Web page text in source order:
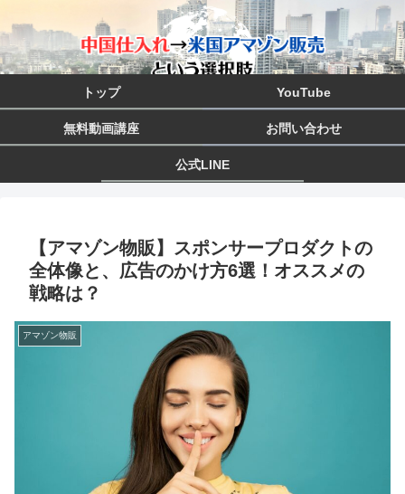
トップ YouTube
無料動画講座 お問い合わせ
公式LINE
【アマゾン物販】スポンサープロダクトの
全体像と、広告のかけ方6選！オススメの
戦略は？
アマゾン物販